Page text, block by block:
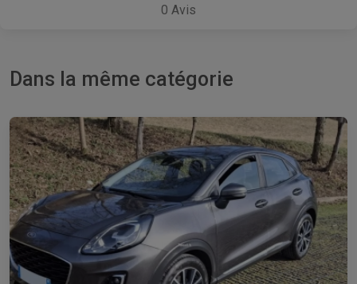
0 Avis
Dans la même catégorie